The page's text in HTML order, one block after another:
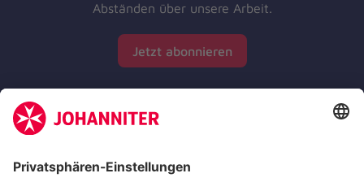
Abständen über unsere Arbeit.
Jetzt abonnieren
Zertifizierung der Johanniter-Unfall-Hilfe e.V.